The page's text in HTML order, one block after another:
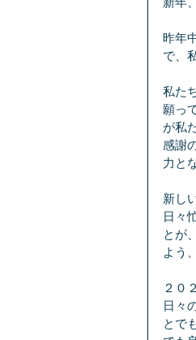
新年
昨年
で、
私た
願っ
が私
感謝
力と
新し
日々
とが
よう
２０
日々
とで